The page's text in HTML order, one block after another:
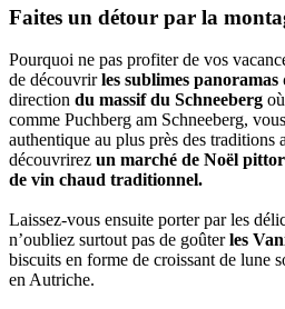
Faites un détour par la
Pourquoi ne pas profiter de vos
de découvrirles sublimes panoramas
direction du massif du Schneeberg
comme Puchberg am Schneeberg,
authentique au plus près des traditions
découvrirez un marché de Noël
de vin chaud traditionnel.
Laissez-vous ensuite porter par les
n’oubliez surtout pas de goûterles
biscuits en forme de croissant de lune
en Autriche.